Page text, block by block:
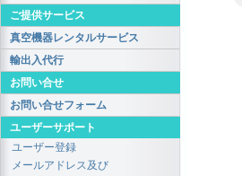
ご提供サービス
真空機器レンタルサービス
輸出入代行
お問い合せ
お問い合せフォーム
ユーザーサポート
ユーザー登録
メールアドレス及び